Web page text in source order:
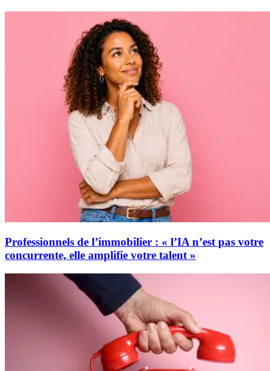
Professionnels de l’immobilier : « l’IA n’est pas votre
concurrente, elle amplifie votre talent »